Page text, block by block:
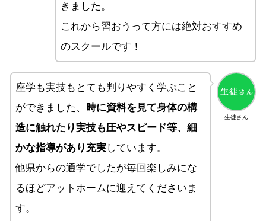
きました。
これから習おうって方には絶対おすすめ
のスクールです！
生徒さん
座学も実技もとても判りやすく学ぶこと
ができました、 時に資料を見て身体の構
造に触れたり実技も圧やスピード等、細
かな指導があり充実しています。
他県からの通学でしたが毎回楽しみにな
るほどアットホームに迎えてくださいま
す。